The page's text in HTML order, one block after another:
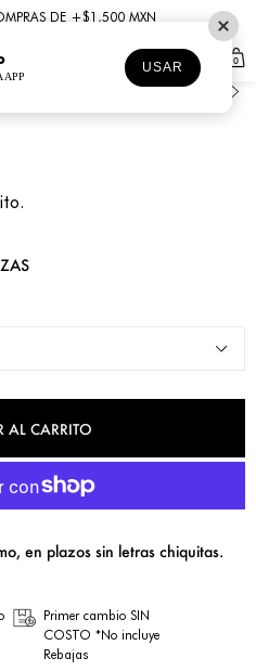
DE +$1,500 MXN
0
2
AL CARRITO
Primer cambio SIN
COSTO *No incluye
Rebajas
APP
USAR